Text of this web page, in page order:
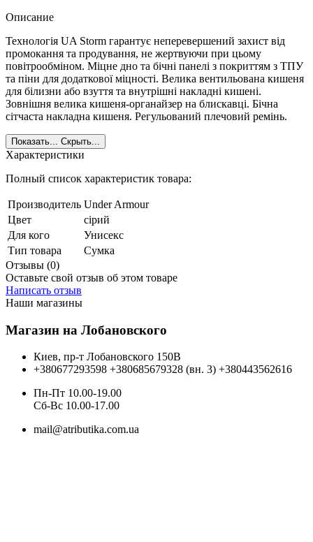
Описание
Технологія UA Storm гарантує неперевершений захист від
промокання та продування, не жертвуючи при цьому
повітрообміном. Міцне дно та бічні панелі з покриттям з ТПУ
та піни для додаткової міцності. Велика вентильована кишеня
для білизни або взуття та внутрішні накладні кишені.
Зовнішня велика кишеня-органайзер на блискавці. Бічна
сітчаста накладна кишеня. Регульований плечовий ремінь.
Показать... Скрыть...
Характеристики
Полный список характеристик товара:
Производитель Under Armour
Цвет
сірий
Для кого
Унисекс
Тип товара
Сумка
Отзывы (0)
Оставьте свой отзыв об этом товаре
Написать отзыв
Наши магазины
Магазин на Лобановского
Киев, пр-т Лобановского 150В
+380677293598 +380685679328 (вн. 3) +380443562616
Пн-Пт 10.00-19.00
Cб-Вс 10.00-17.00
mail@atributika.com.ua